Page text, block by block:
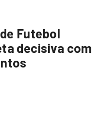
Futebol
decisiva com